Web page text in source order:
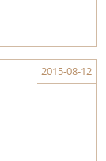
2015-08-12